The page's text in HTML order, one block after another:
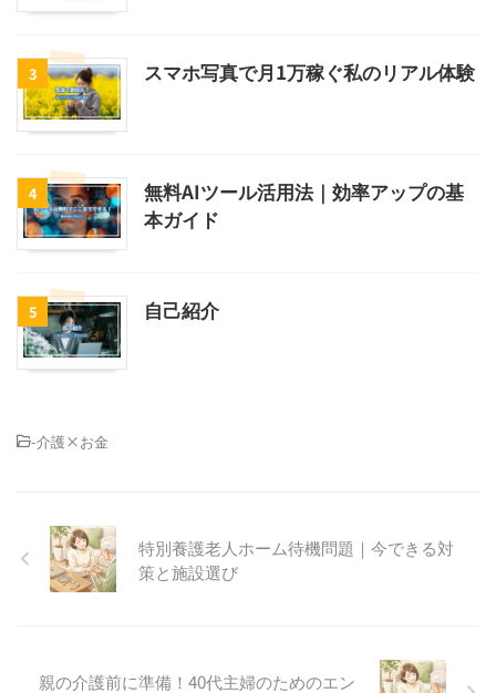
3 スマホ写真で月1万稼ぐ私のリアル体験
4
無料AIツール活用法｜効率アップの基
本ガイド
5 自己紹介
-介護×お金
特別養護老人ホーム待機問題｜今できる対
策と施設選び
親の介護前に準備！40代主婦のためのエン